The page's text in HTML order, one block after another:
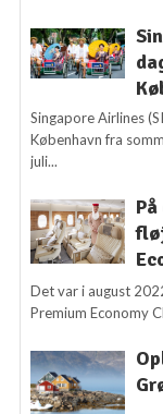
Singapore Airlines
København fra
juli...
Det var i august
Premium Economy